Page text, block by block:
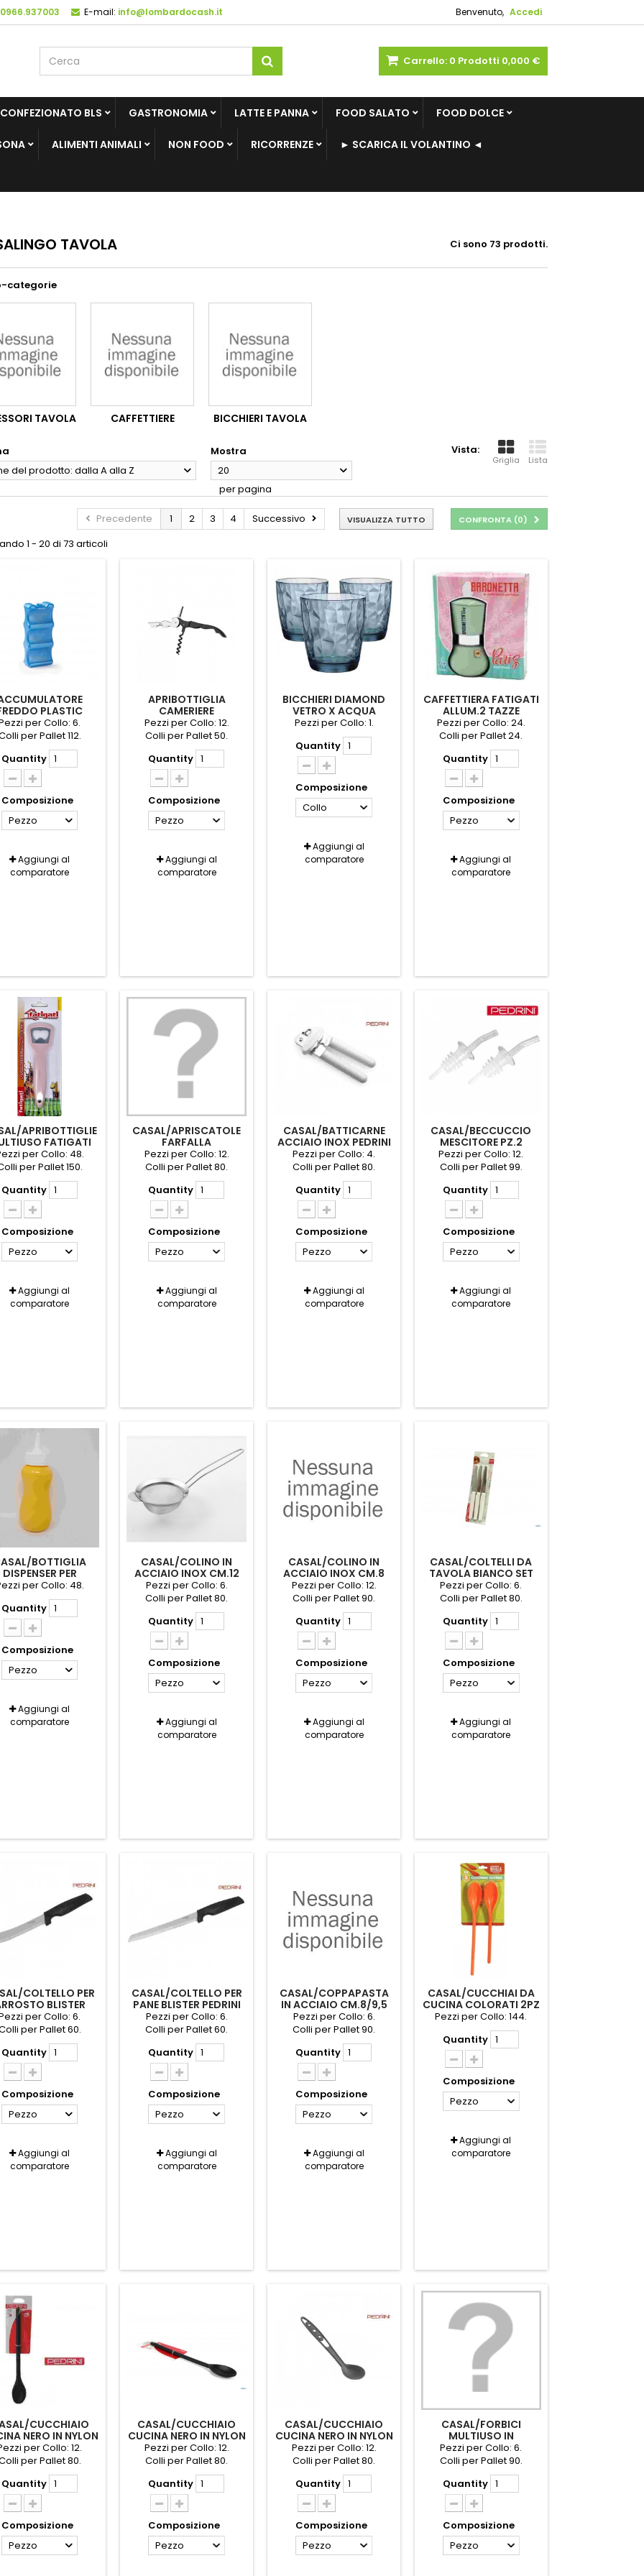
Benvenuto, Accedi
E-mail: info@lombardocash.it
Carrello: 0 Prodotti 0,000 €
BLS GASTRONOMIA LATTE E PANNA FOOD SALATO FOOD DOLCE
ALIMENTI ANIMALI NON FOOD RICORRENZE ► SCARICA IL VOLANTINO ◄
TAVOLA Ci sono 73 prodotti.
categorie
TAVOLA CAFFETTIERE BICCHIERI TAVOLA
Vista:
Griglia Lista
del prodotto: dalla A alla Z
Mostra
20
per pagina
CONFRONTA (0)
Precedente 1 2 3 4 Successivo VISUALIZZA TUTTO
1 - 20 di 73 articoli
PLASTIC
FORTE N.1 AZUL
LATTINA
per Collo: 6.
per Pallet 112.
Quantity
Composizione
Pezzo
Aggiungi al
comparatore
APRIBOTTIGLIA
CAMERIERE
PROFESSIONALE
Pezzi per Collo: 12.
Colli per Pallet 50.
Quantity
Composizione
Pezzo
Aggiungi al
comparatore
BICCHIERI DIAMOND
VETRO X ACQUA
ML305X6PZ BORMIOLI
Pezzi per Collo: 1.
Quantity
Composizione
Collo
Aggiungi al
comparatore
CAFFETTIERA FATIGATI
ALLUM.2 TAZZE
BARONETTA COLOR
Pezzi per Collo: 24.
Colli per Pallet 24.
Quantity
Composizione
Pezzo
Aggiungi al
comparatore
APRIBOTTIGLIE
FATIGATI
per Collo: 48.
per Pallet 150.
Quantity
Composizione
Pezzo
Aggiungi al
comparatore
CASAL/APRISCATOLE
FARFALLA
C/LEVACAPSULE
PEDRINI
Pezzi per Collo: 12.
Colli per Pallet 80.
Quantity
Composizione
Pezzo
Aggiungi al
comparatore
CASAL/BATTICARNE
ACCIAIO INOX PEDRINI
Pezzi per Collo: 4.
Colli per Pallet 80.
Quantity
Composizione
Pezzo
Aggiungi al
comparatore
CASAL/BECCUCCIO
MESCITORE PZ.2
PEDRINI
Pezzi per Collo: 12.
Colli per Pallet 99.
Quantity
Composizione
Pezzo
Aggiungi al
comparatore
BOTTIGLIA
DISPENSER PER
ML.390
per Collo: 48.
Quantity
Composizione
Pezzo
Aggiungi al
comparatore
CASAL/COLINO IN
ACCIAIO INOX CM.12
PEDRINI
Pezzi per Collo: 6.
Colli per Pallet 80.
Quantity
Composizione
Pezzo
Aggiungi al
comparatore
CASAL/COLINO IN
ACCIAIO INOX CM.8
PEDRINI
Pezzi per Collo: 12.
Colli per Pallet 90.
Quantity
Composizione
Pezzo
Aggiungi al
comparatore
CASAL/COLTELLI DA
TAVOLA BIANCO SET
PZ.6 PEDRINI
Pezzi per Collo: 6.
Colli per Pallet 80.
Quantity
Composizione
Pezzo
Aggiungi al
comparatore
COLTELLO PER
BLISTER
PEDRINI
per Collo: 6.
per Pallet 60.
Quantity
Composizione
Pezzo
Aggiungi al
comparatore
CASAL/COLTELLO PER
PANE BLISTER PEDRINI
Pezzi per Collo: 6.
Colli per Pallet 60.
Quantity
Composizione
Pezzo
Aggiungi al
comparatore
CASAL/COPPAPASTA
IN ACCIAIO CM.8/9,5
PZ.2 PEDRINI
Pezzi per Collo: 6.
Colli per Pallet 90.
Quantity
Composizione
Pezzo
Aggiungi al
comparatore
CASAL/CUCCHIAI DA
CUCINA COLORATI 2PZ
FATIGATI
Pezzi per Collo: 144.
Quantity
Composizione
Pezzo
Aggiungi al
comparatore
CUCCHIAIO
NERO IN NYLON
CM.30 PEDRINI
per Collo: 12.
per Pallet 80.
Quantity
Composizione
Pezzo
CASAL/CUCCHIAIO
CUCINA NERO IN NYLON
CM.35 PEDRINI
Pezzi per Collo: 12.
Colli per Pallet 80.
Quantity
Composizione
Pezzo
CASAL/CUCCHIAIO
CUCINA NERO IN NYLON
PEDRINI
Pezzi per Collo: 12.
Colli per Pallet 80.
Quantity
Composizione
Pezzo
CASAL/FORBICI
MULTIUSO IN
BIMATERIALE PEDRINI
Pezzi per Collo: 6.
Colli per Pallet 90.
Quantity
Composizione
Pezzo